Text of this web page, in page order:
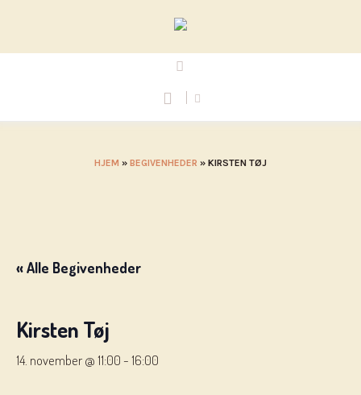
HJEM » BEGIVENHEDER » KIRSTEN TØJ
« Alle Begivenheder
Kirsten Tøj
14. november @ 11:00 -16:00